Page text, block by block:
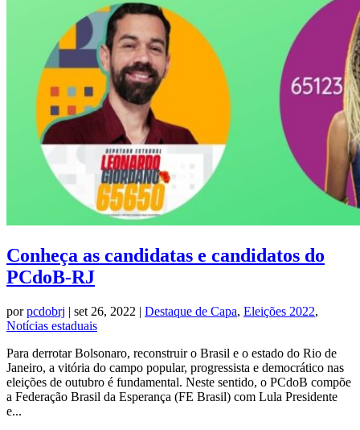
Conheça as candidatas e candidatos do
PCdoB-RJ
porpcdobrj | set 26, 2022 | Destaque de Capa, Eleições 2022,
Notícias estaduais
Para derrotar Bolsonaro, reconstruir o Brasil e o estado do Rio de
Janeiro, a vitória do campo popular, progressista e democrático nas
eleições de outubro é fundamental. Neste sentido, o PCdoB compõe
a Federação Brasil da Esperança (FE Brasil) com Lula Presidente
e...